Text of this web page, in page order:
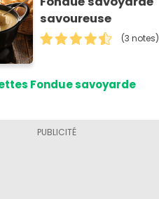
savoureuse
(3 notes)
Fondue savoyarde